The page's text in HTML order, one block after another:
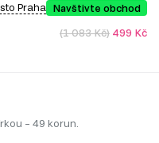
Praha Navštivte obchod
(1 083 Kč) 499 Kč
– 49 korun.